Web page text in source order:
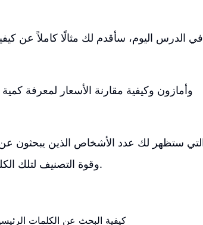
في الدرس اليوم، سأقدم لك مثالًا كاملاً عن
رئيسية معينة على Google وقوة التصنيف لتلك الكلمة في محركات البحث.